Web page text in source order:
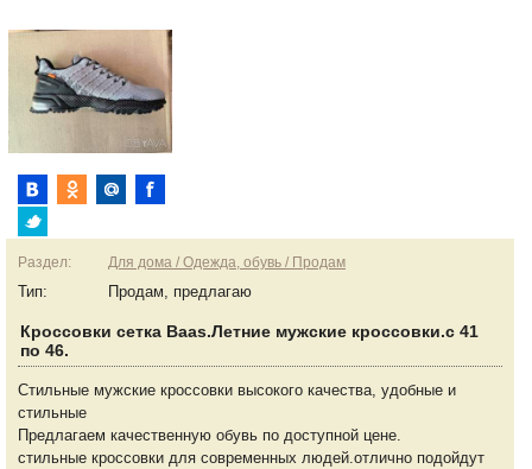
Раздел: Для дома / Одежда, обувь / Продам
Тип: Продам, предлагаю
Кроссовки сетка Baas.Летние мужские кроссовки.с 41
по 46.
Стильные мужские кроссовки высокого качества, удобные и
стильные
Предлагаем качественную обувь по доступной цене.
стильные кроссовки для современных людей.отлично подойдут